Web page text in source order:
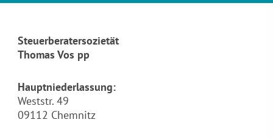
Steuerberatersozietät
Thomas Vos pp
Hauptniederlassung:
Weststr. 49
09112 Chemnitz